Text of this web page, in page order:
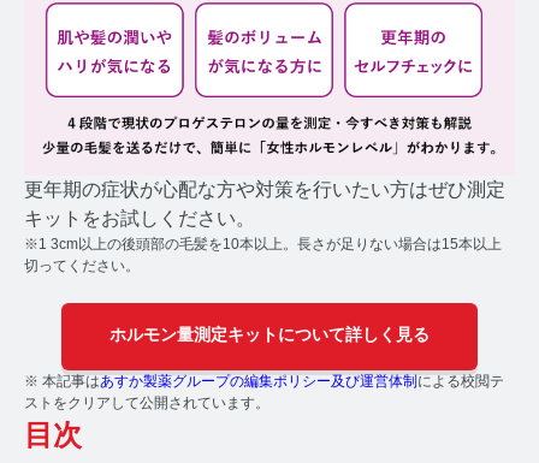
PMS
PMSコラム TOP
更年期
更年期コラム TOP
ネコの健康コラム TOP
毛髪・爪ホルモン量測定キットについて知りたい方
【薄毛リスクチェック】毛髪ホルモン量測定キットの
更年期の症状が心配な方や対策を行いたい方はぜひ測定
キットをお試しください。
※1 3cm以上の後頭部の毛髪を10本以上。長さが足りない場合は15本以上
切ってください。
ホルモン量測定キットについて詳しく見る
※ 本記事はあすか製薬グループの編集ポリシー及び運営体制 による校閲テ
ストをクリアして公開されています。
目次